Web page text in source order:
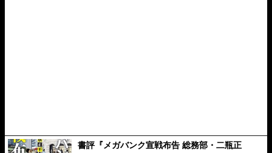
書評『メガバンク宣戦布告 総務部・二瓶正